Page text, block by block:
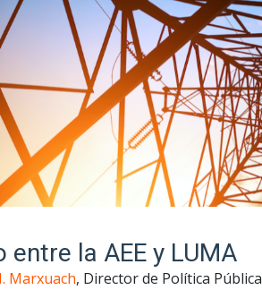
entre la AEE y LUMA
Marxuach, Director de Política Pública